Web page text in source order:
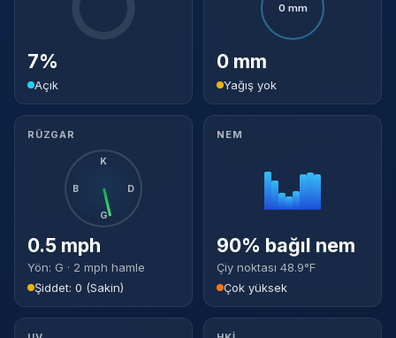
7%
Açık
0 mm
0 mm
Yağış yok
RÜZGAR
K
D
G
B
0.5 mph
Yön: G · 2 mph hamle
Şiddet: 0 (Sakin)
NEM
90% bağıl nem
Çiy noktası 48.9°F
Çok yüksek